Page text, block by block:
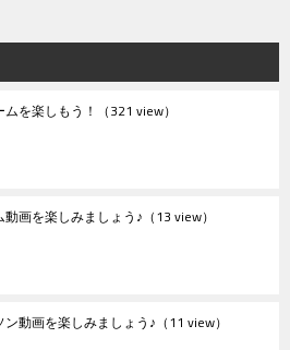
を楽しもう！ （321 view）
画を楽しみましょう♪ （13 view）
動画を楽しみましょう♪ （11 view）